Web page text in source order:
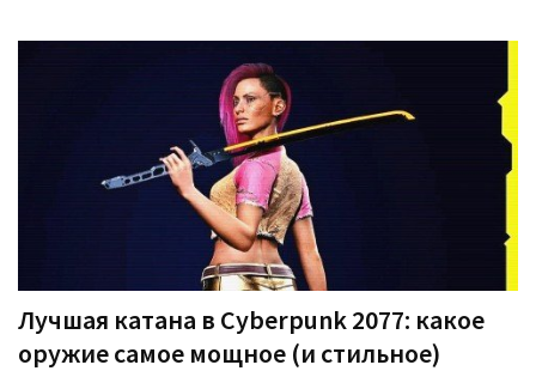
Лучшая катана в Cyberpunk 2077: какое
оружие самое мощное (и стильное)